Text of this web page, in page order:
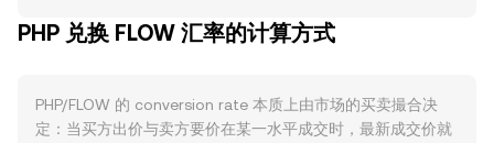
平调节流通量。与某些加密资产不同，PHP 不存在链上销毁、
算、税费与工资发放，以及海外汇款回流；当境内支付活跃、
节假日与薪资发放期临近，PHP 需求上升，可能间接影响到通
PHP 兑换 FLOW 汇率的计算方式
PHP/FLOW 的 conversion rate 本质上由市场的买卖撮合决
定：当买方出价与卖方要价在某一水平成交时，最新成交价就